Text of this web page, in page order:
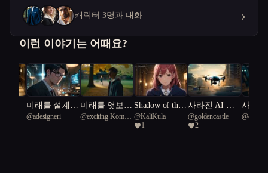
캐릭터 3명과 대화 ›
이런 이야기는 어때요?
미래를 설계하
는 인간들
@adesigneri
미래를 엿보는
소년
@exciting Komori
Shadow of the
Day (그날의 그
림자)
@KaliKula
1
사라진 AI 감
시드론의 음모
@goldencastle
2
사진
@